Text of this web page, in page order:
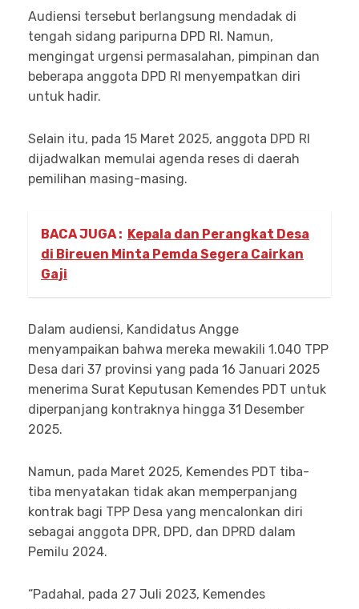
Audiensi tersebut berlangsung mendadak di
tengah sidang paripurna DPD RI. Namun,
mengingat urgensi permasalahan, pimpinan dan
beberapa anggota DPD RI menyempatkan diri
untuk hadir.
Selain itu, pada 15 Maret 2025, anggota DPD RI
dijadwalkan memulai agenda reses di daerah
pemilihan masing-masing.
BACA JUGA : Kepala dan Perangkat Desa
di Bireuen Minta Pemda Segera Cairkan
Gaji
Dalam audiensi, Kandidatus Angge
menyampaikan bahwa mereka mewakili 1.040 TPP
Desa dari 37 provinsi yang pada 16 Januari 2025
menerima Surat Keputusan Kemendes PDT untuk
diperpanjang kontraknya hingga 31 Desember
2025.
Namun, pada Maret 2025, Kemendes PDT tiba-
tiba menyatakan tidak akan memperpanjang
kontrak bagi TPP Desa yang mencalonkan diri
sebagai anggota DPR, DPD, dan DPRD dalam
Pemilu 2024.
“Padahal, pada 27 Juli 2023, Kemendes